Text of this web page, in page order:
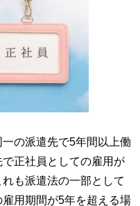
の派遣先で5年間以上働
正社員としての雇用が
も派遣法の一部として
用期間が5年を超える場